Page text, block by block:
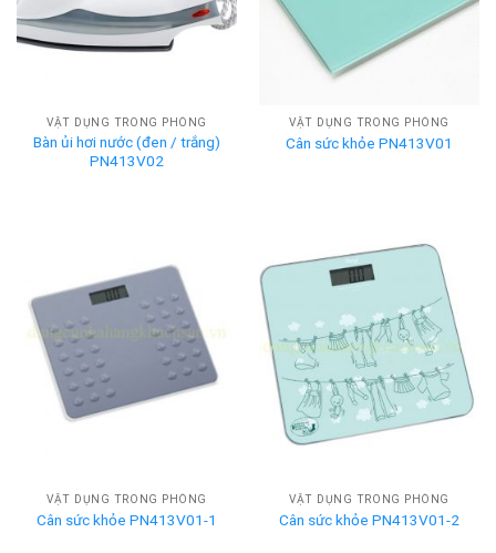
VẬT DỤNG TRONG PHÒNG
Bàn ủi hơi nước (đen / trắng)
PN413V02
VẬT DỤNG TRONG PHÒNG
Cân sức khỏe PN413V01
VẬT DỤNG TRONG PHÒNG
Cân sức khỏe PN413V01-1
VẬT DỤNG TRONG PHÒNG
Cân sức khỏe PN413V01-2